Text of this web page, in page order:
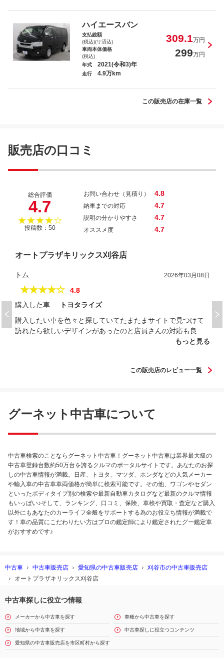
ハリアー Ｚ レザーパッケージ
ハイエースバン
支払総額
(税込)(リ済込)
309.1万円
車両本体価格
(税込)
299万円
年式 2021(令和3)年
走行 4.9万km
この販売店の在庫一覧
販売店の口コミ
総合評価
4.7
★★★★☆
投稿数：50
お問い合わせ（見積り） 4.8
納車までの対応 4.7
説明の分かりやすさ 4.7
オススメ度 4.7
オートプラザキリックス刈谷店
トム 2026年03月08日
★★★★☆
4.8
購入した車
トヨタライズ
購入したい車を色々と探していてたまたまサイトで見つけて
訪れたら欲しいデザインがあったのと店員さんの対応も良く
アフターサービスも充実していたので購入を決定しました
もっと見る
この販売店のレビュー一覧
グーネット中古車について
中古車検索のことならグーネット中古車！グーネット中古車は業界最大級の
中古車登録台数約50万台を誇るクルマのポータルサイトです。あなたのお探
しの中古車情報が満載。日産、トヨタ、マツダ、ホンダなどの人気メーカー
や輸入車の中古車車両価格が簡単に検索可能です。その他、ワゴンやセダン
といったボディタイプ別の検索や最新自動車カタログなど最新のクルマ情報
もいっぱい♪そして、ランキング、口コミ、保険、車検や買取・査定など購入
以外にもあなたのカーライフ全般をサポートする為のお役立ち情報が満載で
す！車の品質にこだわりたい方はプロの鑑定師により鑑定されたグー鑑定車
がおすすめです♪
中古車 中古車販売店 愛知県の中古車販売店
刈谷市の中古車販売店
オートプラザキリックス刈谷店
中古車探しに役立つ情報
メーカーから中古車を探す 車種から中古車を探す
地域から中古車を探す 中古車探しに役立つコンテンツ
愛知県の中古車販売店を市区町村から探す